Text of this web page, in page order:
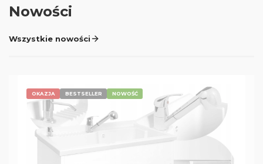
Nowości
Wszystkie nowości
OKAZJA BESTSELLER NOWOŚĆ